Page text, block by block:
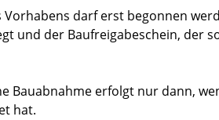
darf erst begonnen
und der Baufreigabeschein, der
Bauabnahme erfolgt nur dann,
hat.